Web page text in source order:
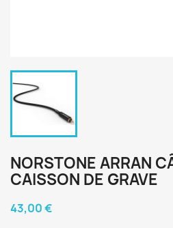
NORSTONE ARRAN
CAISSON DE GRAVE
43,00 €